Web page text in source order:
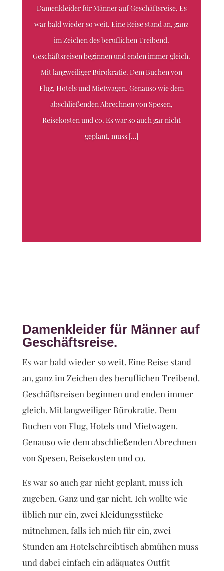
Damenkleider für Männer auf Geschäftsreise. Es
war bald wieder so weit. Eine Reise stand an, ganz
im Zeichen des beruflichen Treibend.
Geschäftsreisen beginnen und enden immer gleich.
Mit langweiliger Bürokratie. Dem Buchen von
Flug, Hotels und Mietwagen. Genauso wie dem
abschließenden Abrechnen von Spesen,
Reisekosten und co. Es war so auch gar nicht
geplant, muss […]
Damenkleider für Männer auf
Geschäftsreise.
Es war bald wieder so weit. Eine Reise stand
an, ganz im Zeichen des beruflichen Treibend.
Geschäftsreisen beginnen und enden immer
gleich. Mit langweiliger Bürokratie. Dem
Buchen von Flug, Hotels und Mietwagen.
Genauso wie dem abschließenden Abrechnen
von Spesen, Reisekosten und co.
Es war so auch gar nicht geplant, muss ich
zugeben. Ganz und gar nicht. Ich wollte wie
üblich nur ein, zwei Kleidungsstücke
mitnehmen, falls ich mich für ein, zwei
Stunden am Hotelschreibtisch abmühen muss
und dabei einfach ein adäquates Outfit